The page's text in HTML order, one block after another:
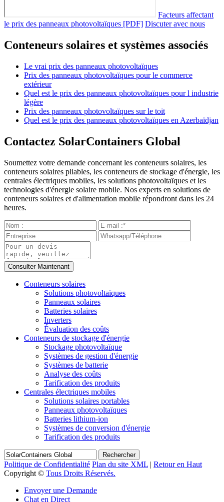
Facteurs affectant
le prix des panneaux photovoltaïques [PDF] Discuter avec nous
Conteneurs solaires et systèmes associés
Le vrai prix des panneaux photovoltaïques
Prix des panneaux photovoltaïques pour le commerce
extérieur
Quel est le prix des panneaux photovoltaïques pour l industrie
légère
Prix des panneaux photovoltaïques sur le toit
Quel est le prix des panneaux photovoltaïques en Azerbaïdjan
Contactez SolarContainers Global
Soumettez votre demande concernant les conteneurs solaires, les
conteneurs solaires pliables, les conteneurs de stockage d'énergie, les
centrales électriques mobiles, les solutions photovoltaïques et les
technologies d'énergie solaire mobile. Nos experts en solutions de
conteneurs solaires et d'alimentation mobile répondront dans les 24
heures.
Conteneurs solaires
Solutions photovoltaïques
Panneaux solaires
Batteries solaires
Inverters
Évaluation des coûts
Conteneurs de stockage d'énergie
Stockage photovoltaïque
Systèmes de gestion d'énergie
Systèmes de batterie
Analyse des coûts
Tarification des produits
Centrales électriques mobiles
Solutions solaires portables
Panneaux photovoltaïques
Batteries lithium-ion
Systèmes de conversion d'énergie
Tarification des produits
Rechercher
Politique de Confidentialité Plan du site XML | Retour en Haut
Copyright © Tous Droits Réservés.
Envoyer une Demande
Chat en Direct